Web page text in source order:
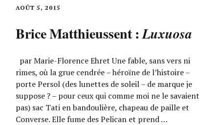
AOÛT 5, 2015
Brice Matthieussent :Luxuosa
par Marie-Florence Ehret Une fable, sans vers ni
rimes, où la grue cendrée – héroïne de l’histoire –
porte Persol (des lunettes de soleil – de marque je
suppose ? – pour ceux qui comme moi ne le savaient
pas) sac Tati en bandoulière, chapeau de paille et
Converse. Elle fume des Pelican et prend …